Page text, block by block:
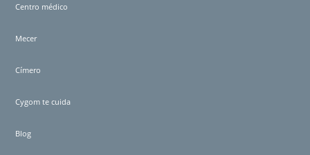
Centro médico
Mecer
Címero
Cygom te cuida
Blog